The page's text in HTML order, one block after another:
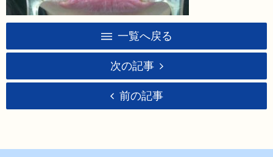
一覧へ戻る
次の記事
前の記事